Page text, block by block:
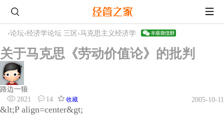
›论坛›经济学论坛 三区 ›马克思主义经济学
关于马克思《劳动价值论》的批判
路边一狼
2821
14 收藏 2005-10-11
&lt;P align=center&gt;